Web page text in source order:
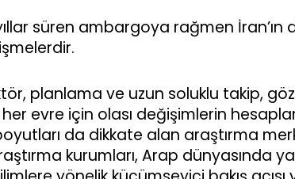
süren ambargoya rağmen
planlama ve uzun soluklu takip,
evre için olası değişimlerin
da dikkate alan araştırma
kurumları, Arap dünyasında